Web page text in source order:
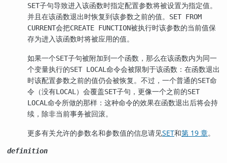
SET子句导致进入该函数时指定配置参数将被设置为指定值。
并且在该函数退出时恢复到该参数之前的值。
SET FROM
CURRENT会把CREATE FUNCTION被执行时该参数的当前值保
存为进入该函数时将被应用的值。
如果一个SET子句被附加到一个函数，那么在该函数内为同一
个变量执行的SET LOCAL 命令会被限制于该函数：在函数退出
时该配置参数之前的值仍会被恢复。不过，一个普通的SET命
令（没有LOCAL ）会覆盖SET子句，更像一个之前的SET
LOCAL 命令所做的那样：这种命令的效果在函数退出后将会持
续，除非当前事务被回滚。
更多有关允许的参数名和参数值的信息请见SET和第 19 章。
definition